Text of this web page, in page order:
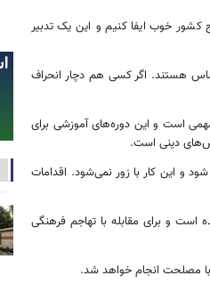
کشور خوب ایفا کنیم و این یک تدبیر
هستند. اگر کسی هم دچار انحراف
است و این دوره‌های آموزشی برای
دینی است.
و این کار با زور نمی‌شود. اقدامات
و برای مقابله با تهاجم فرهنگی
با مصلحت انجام خواهد شد.